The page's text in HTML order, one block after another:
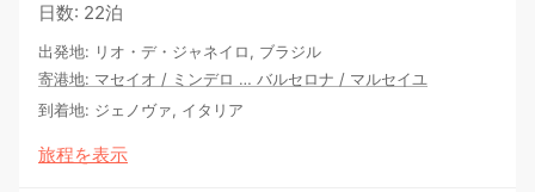
日数: 22泊
出発地: リオ・デ・ジャネイロ, ブラジル
寄港地: マセイオ / ミンデロ … バルセロナ / マルセイユ
到着地: ジェノヴァ, イタリア
旅程を表示